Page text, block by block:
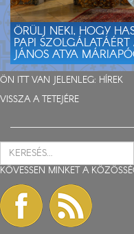
ÖRÜLJ NEKI, HOGY
PAPI
JÁNOS ATYA
ÖN ITT VAN JELENLEG: HÍREK
VISSZA A TETEJÉRE
KÖVESSEN MINKET A